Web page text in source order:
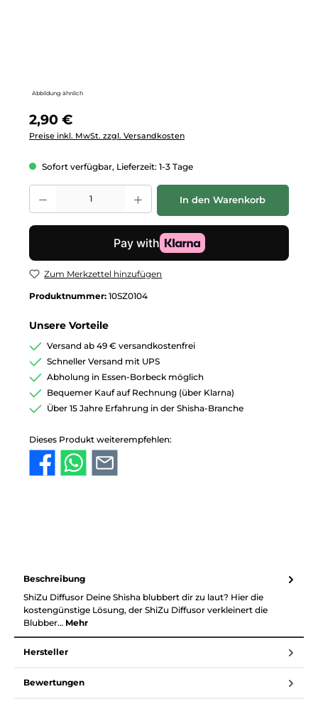
Abbildung ähnlich
Regulärer Preis:
2,90 €
Preise inkl. MwSt. zzgl. Versandkosten
Sofort verfügbar, Lieferzeit: 1-3 Tage
Produkt Anzahl: Gib den gewünschten Wert ein oder benutze die
In den Warenkorb
Zum Merkzettel hinzufügen
Produktnummer: 10SZ0104
Unsere Vorteile
Versand ab 49 € versandkostenfrei
Schneller Versand mit UPS
Abholung in Essen-Borbeck möglich
Bequemer Kauf auf Rechnung (über Klarna)
Über 15 Jahre Erfahrung in der Shisha-Branche
Dieses Produkt weiterempfehlen:
Beschreibung
ShiZu Diffusor Deine Shisha blubbert dir zu laut? Hier die
kostengünstige Lösung, der ShiZu Diffusor verkleinert die
Blubber… Mehr
Hersteller
Bewertungen